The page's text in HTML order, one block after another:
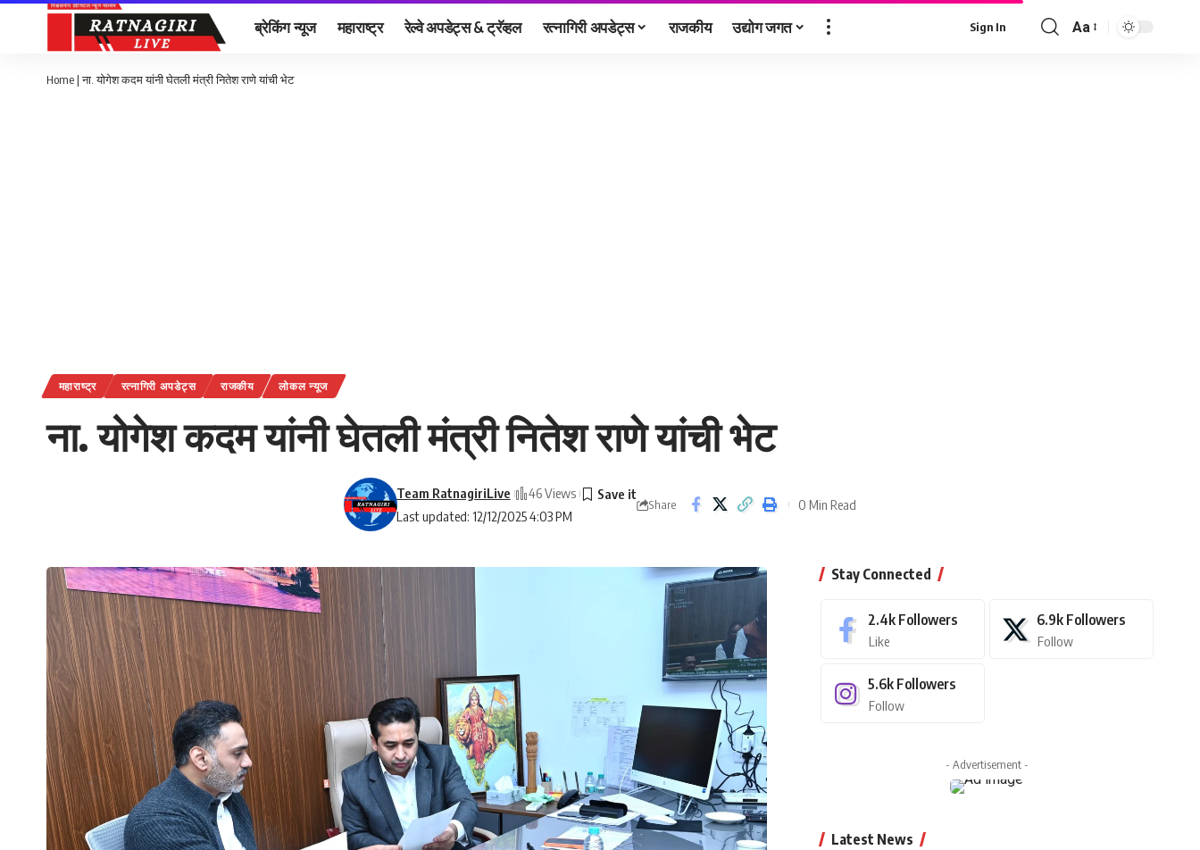
ब्रेकिंग न्यूज महाराष्ट्र रेल्वे अपडेट्स & ट्रॅव्हल रत्नागिरी अपडेट्स राजकीय उद्योग जगत Sign In
Font
Aa
Home |ना. योगेश कदम यांनी घेतली मंत्री नितेश राणे यांची भेट
महाराष्ट्र रत्नागिरी अपडेट्स राजकीय लोकल न्यूज
ना. योगेश कदम यांनी घेतली मंत्री नितेश राणे यांची भेट
Last updated: 12/12/2025 4:03 PM
Team RatnagiriLive 46 Views
Share 0 Min Read
Stay Connected
2.4k Followers
Like
6.9k Followers
Follow
5.6k Followers
Follow
- Advertisement -
Latest News